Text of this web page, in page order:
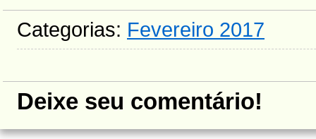
Categorias: Fevereiro 2017
Deixe seu comentário!